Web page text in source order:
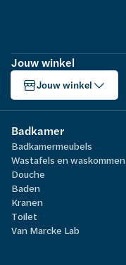
Jouw winkel
Jouw winkel
Badkamer
Badkamermeubels
Wastafels en waskommen
Douche
Baden
Kranen
Toilet
Van Marcke Lab